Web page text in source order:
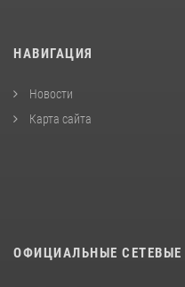
НАВИГАЦИЯ
Новости
Карта сайта
ОФИЦИАЛЬНЫЕ